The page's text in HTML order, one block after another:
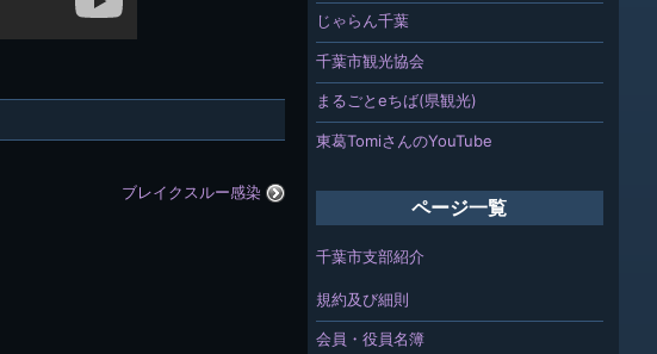
ブレイクスルー感染
じゃらん千葉
千葉市観光協会
まるごとeちば(県観光)
東葛TomiさんのYouTube
ページ一覧
千葉市支部紹介
規約及び細則
会員・役員名簿